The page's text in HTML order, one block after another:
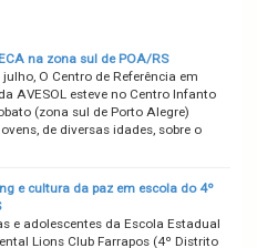
na zona sul de POA/RS
O Centro de Referência em
AVESOL esteve no Centro Infanto
(zona sul de Porto Alegre)
de diversas idades, sobre o
e cultura da paz em escola do 4º
e adolescentes da Escola Estadual
Lions Club Farrapos (4º Distrito